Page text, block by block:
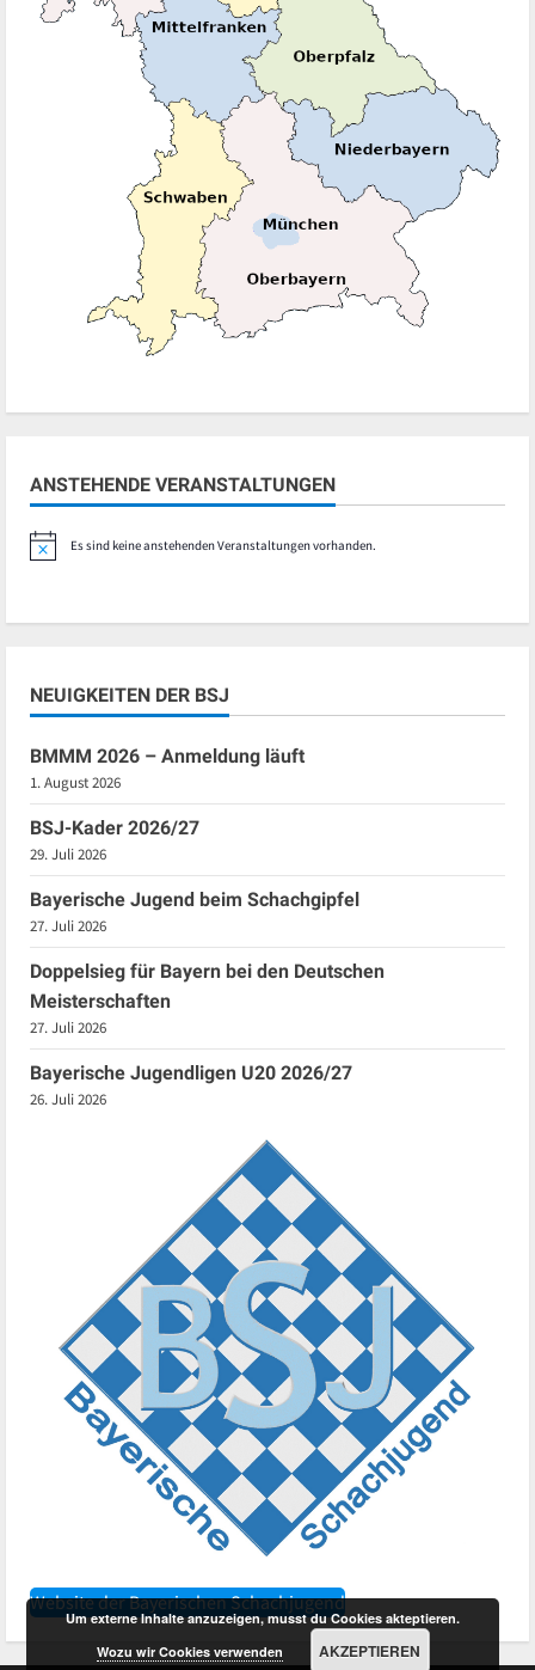
ANSTEHENDE VERANSTALTUNGEN
HinweisEs sind keine anstehenden Veranstaltungen vorhanden.
NEUIGKEITEN DER BSJ
BMMM 2026 – Anmeldung läuft
1. August 2026
BSJ-Kader 2026/27
29. Juli 2026
Bayerische Jugend beim Schachgipfel
27. Juli 2026
Doppelsieg für Bayern bei den Deutschen
Meisterschaften
27. Juli 2026
Bayerische Jugendligen U20 2026/27
26. Juli 2026
Website der Bayerischen Schachjugend
Um externe Inhalte anzuzeigen, musst du Cookies akteptieren.
Wozu wir Cookies verwenden
AKZEPTIEREN